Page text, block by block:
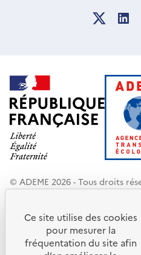
© ADEME 2026 - Tous droits
Agir pour la transition
de conseils et de services de l'
acteurs économiques et
contre le réchauffement
Ce site utilise des cookies
pour mesurer la
fréquentation du site afin